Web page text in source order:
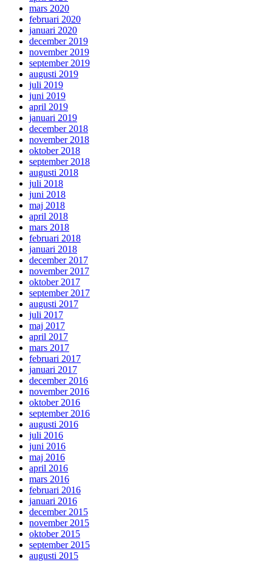
mars 2020
februari 2020
januari 2020
december 2019
november 2019
september 2019
augusti 2019
juli 2019
juni 2019
april 2019
januari 2019
december 2018
november 2018
oktober 2018
september 2018
augusti 2018
juli 2018
juni 2018
maj 2018
april 2018
mars 2018
februari 2018
januari 2018
december 2017
november 2017
oktober 2017
september 2017
augusti 2017
juli 2017
maj 2017
april 2017
mars 2017
februari 2017
januari 2017
december 2016
november 2016
oktober 2016
september 2016
augusti 2016
juli 2016
juni 2016
maj 2016
april 2016
mars 2016
februari 2016
januari 2016
december 2015
november 2015
oktober 2015
september 2015
augusti 2015